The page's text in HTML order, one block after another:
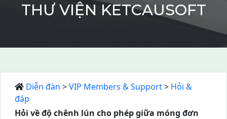
THƯ VIỆN KETCAUSOFT
Diễn đàn >VIP Members & Support> Hỏi &
đáp
Hỏi về độ chênh lún cho phép giữa móng đơn